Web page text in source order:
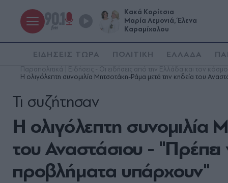
Κακά Κορίτσια
Μαρία Λεμονιά, Έλενα
Καραμίχαλου
ΕΙΔΗΣΕΙΣ ΤΩΡΑ ΠΟΛΙΤΙΚΗ ΕΛΛΑΔΑ
Παραπολιτικά | Ειδήσεις - Οι ειδήσεις από την Ελλάδα και τον κόσμο
Η ολιγόλεπτη συνομιλία Μητσοτάκη-Ράμα μετά την κηδεία του
Η ολιγόλεπτη συνομιλία
του Αναστάσιου -
προβλήματα υπάρχουν"
Τι συζήτησαν